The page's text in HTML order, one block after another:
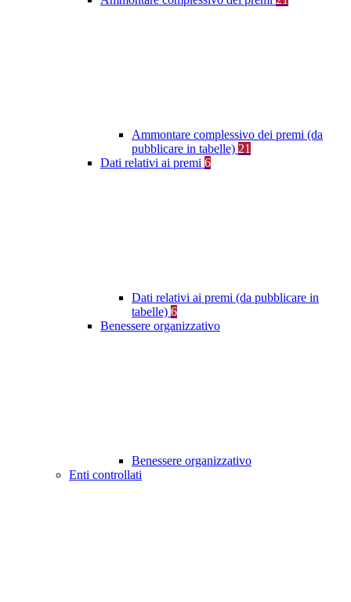
Ammontare complessivo dei premi (da
pubblicare in tabelle) 21
Dati relativi ai premi 6
Dati relativi ai premi (da pubblicare in
tabelle) 6
Benessere organizzativo
Benessere organizzativo
Enti controllati